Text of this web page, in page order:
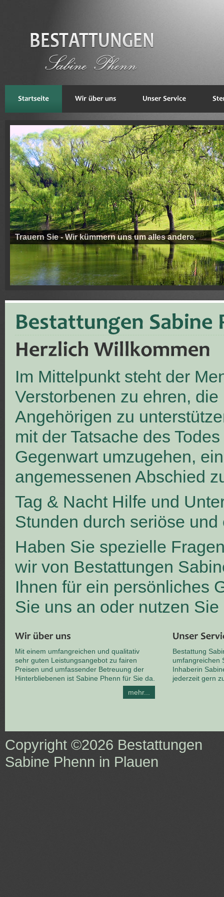
Trauern Sie - Wir kümmern uns um alles andere.
Im Mittelpunkt steht der
Verstorbenen zu ehren, die
Angehörigen zu
mit der Tatsache des
Gegenwart umzugehen,
angemessenen Abschied
Tag & Nacht Hilfe und
Stunden durch seriöse
Haben Sie spezielle
wir von Bestattungen
Ihnen für ein persönliches
Sie uns an oder nutzen
Mit einem umfangreichen und qualitativ
sehr guten Leistungsangebot zu fairen
Preisen und umfassender Betreuung der
Hinterbliebenen ist Sabine Phenn für Sie da.
mehr...
Bestattung
umfangreichen
Inhaberin
jederzeit gern
Copyright ©2026 Bestattungen
Sabine Phenn in Plauen